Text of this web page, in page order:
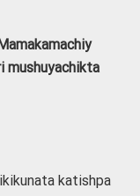
mushuyachikta
katishpa